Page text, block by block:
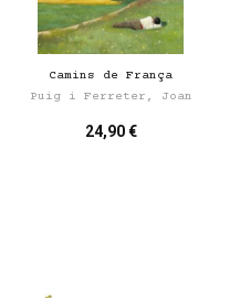
Camins de França
Puig i Ferreter, Joan
24,90 €